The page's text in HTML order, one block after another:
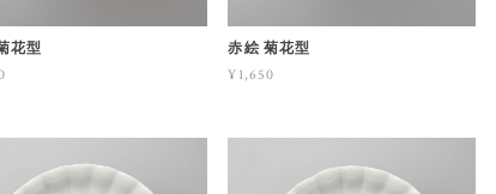
花型
赤絵 菊花型
¥1,650